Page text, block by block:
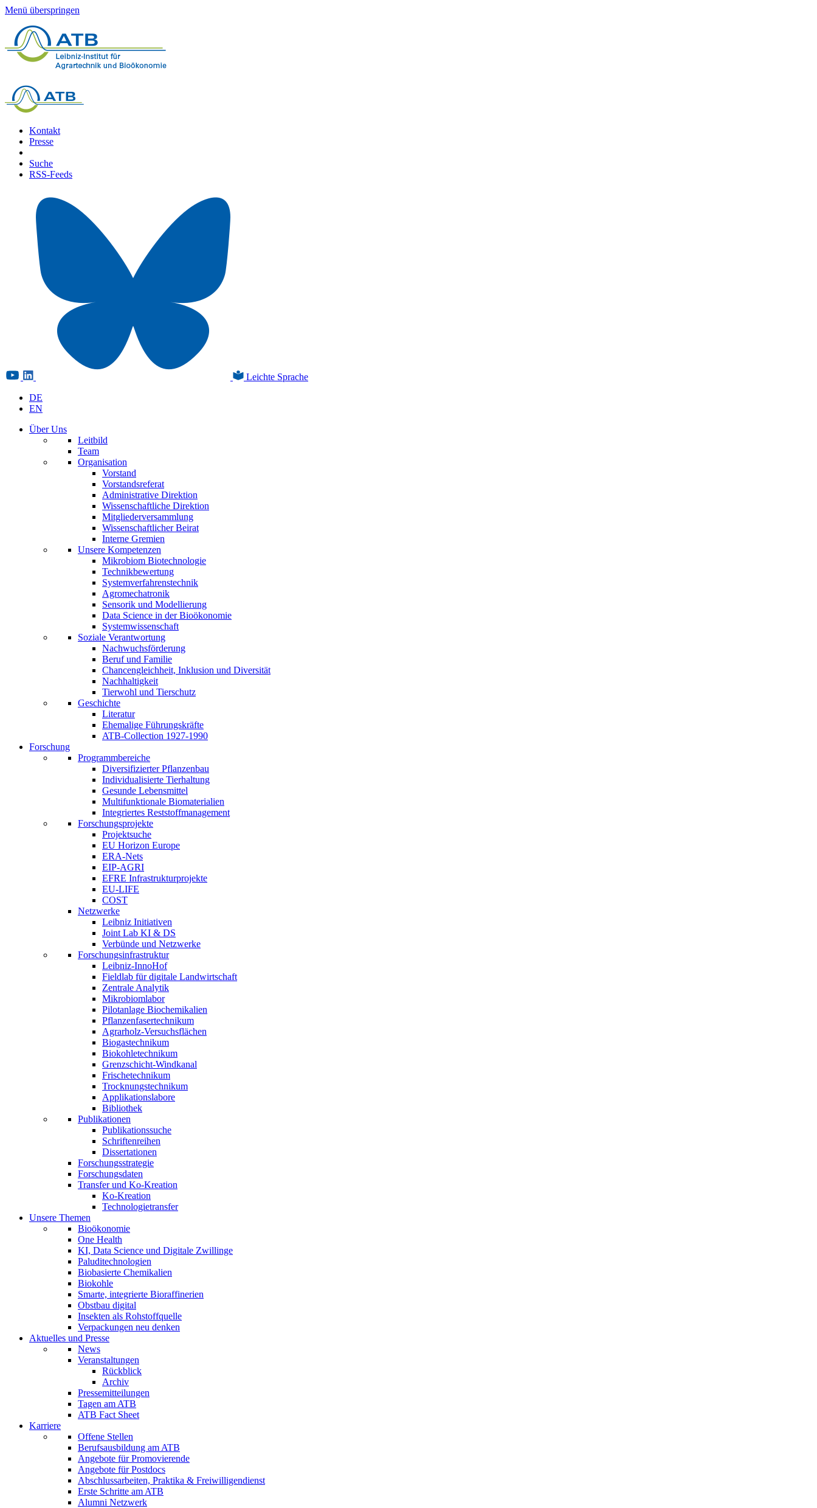
Menü überspringen
Kontakt
Presse
Suche
RSS-Feeds
Leichte Sprache
DE
EN
Über Uns
Leitbild
Team
Organisation
Vorstand
Vorstandsreferat
Administrative Direktion
Wissenschaftliche Direktion
Mitgliederversammlung
Wissenschaftlicher Beirat
Interne Gremien
Unsere Kompetenzen
Mikrobiom Biotechnologie
Technikbewertung
Systemverfahrenstechnik
Agromechatronik
Sensorik und Modellierung
Data Science in der Bioökonomie
Systemwissenschaft
Soziale Verantwortung
Nachwuchsförderung
Beruf und Familie
Chancengleichheit, Inklusion und Diversität
Nachhaltigkeit
Tierwohl und Tierschutz
Geschichte
Literatur
Ehemalige Führungskräfte
ATB-Collection 1927-1990
Forschung
Programmbereiche
Diversifizierter Pflanzenbau
Individualisierte Tierhaltung
Gesunde Lebensmittel
Multifunktionale Biomaterialien
Integriertes Reststoffmanagement
Forschungsprojekte
Projektsuche
EU Horizon Europe
ERA-Nets
EIP-AGRI
EFRE Infrastrukturprojekte
EU-LIFE
COST
Netzwerke
Leibniz Initiativen
Joint Lab KI & DS
Verbünde und Netzwerke
Forschungsinfrastruktur
Leibniz-InnoHof
Fieldlab für digitale Landwirtschaft
Zentrale Analytik
Mikrobiomlabor
Pilotanlage Biochemikalien
Pflanzenfasertechnikum
Agrarholz-Versuchsflächen
Biogastechnikum
Biokohletechnikum
Grenzschicht-Windkanal
Frischetechnikum
Trocknungstechnikum
Applikationslabore
Bibliothek
Publikationen
Publikationssuche
Schriftenreihen
Dissertationen
Forschungsstrategie
Forschungsdaten
Transfer und Ko-Kreation
Ko-Kreation
Technologietransfer
Unsere Themen
Bioökonomie
One Health
KI, Data Science und Digitale Zwillinge
Paluditechnologien
Biobasierte Chemikalien
Biokohle
Smarte, integrierte Bioraffinerien
Obstbau digital
Insekten als Rohstoffquelle
Verpackungen neu denken
Aktuelles und Presse
News
Veranstaltungen
Rückblick
Archiv
Pressemitteilungen
Tagen am ATB
ATB Fact Sheet
Karriere
Offene Stellen
Berufsausbildung am ATB
Angebote für Promovierende
Angebote für Postdocs
Abschlussarbeiten, Praktika & Freiwilligendienst
Erste Schritte am ATB
Alumni Netzwerk